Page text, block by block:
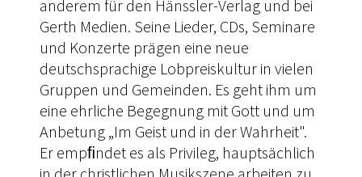
anderem für den Hänssler-Verlag und bei
Gerth Medien. Seine Lieder, CDs, Seminare
und Konzerte prägen eine neue
deutschsprachige Lobpreiskultur in vielen
Gruppen und Gemeinden. Es geht ihm um
eine ehrliche Begegnung mit Gott und um
Anbetung „Im Geist und in der Wahrheit".
Er empﬁndet es als Privileg, hauptsächlich